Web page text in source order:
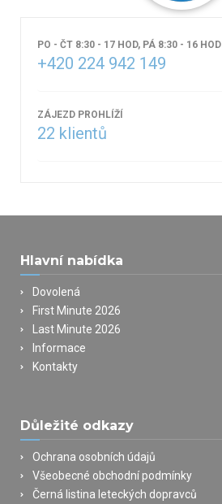
PO - ČT 8:30 - 17 HOD, PÁ 8:30 - 16 HOD
+420 224 942 149
ZÁJEZD PROHLÍŽÍ
22 klientů
Hlavní nabídka
Dovolená
First Minute 2026
Last Minute 2026
Informace
Kontakty
Důležité odkazy
Ochrana osobních údajů
Všeobecné obchodní podmínky
Černá listina leteckých dopravců